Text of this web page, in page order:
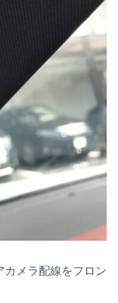
カメラ配線をフロン